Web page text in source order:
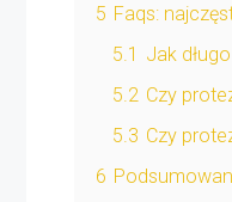
5 Faqs:
5.1 Jak
5.2 Czy
5.3 Czy
6